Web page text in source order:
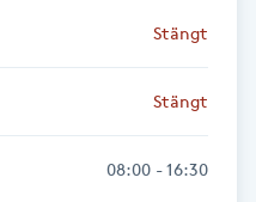
Stängt
Stängt
08:00 - 16:30